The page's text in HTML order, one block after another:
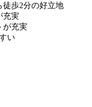
徒歩2分の好立地
充実
が充実
い